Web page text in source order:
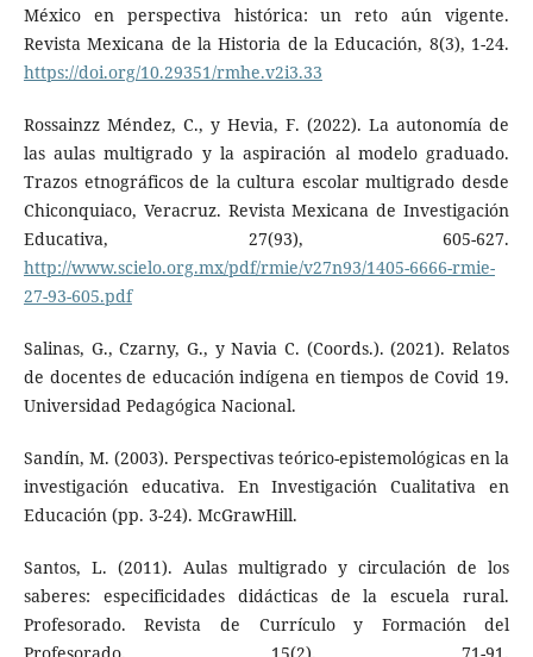
México en perspectiva histórica: un reto aún vigente.
Revista Mexicana de la Historia de la Educación, 8(3), 1-24.
https://doi.org/10.29351/rmhe.v2i3.33
Rossainzz Méndez, C., y Hevia, F. (2022). La autonomía de
las aulas multigrado y la aspiración al modelo graduado.
Trazos etnográficos de la cultura escolar multigrado desde
Chiconquiaco, Veracruz. Revista Mexicana de Investigación
Educativa, 27(93), 605-627.
http://www.scielo.org.mx/pdf/rmie/v27n93/1405-6666-rmie-
27-93-605.pdf
Salinas, G., Czarny, G., y Navia C. (Coords.). (2021). Relatos
de docentes de educación indígena en tiempos de Covid 19.
Universidad Pedagógica Nacional.
Sandín, M. (2003). Perspectivas teórico-epistemológicas en la
investigación educativa. En Investigación Cualitativa en
Educación (pp. 3-24). McGrawHill.
Santos, L. (2011). Aulas multigrado y circulación de los
saberes: especificidades didácticas de la escuela rural.
Profesorado. Revista de Currículo y Formación del